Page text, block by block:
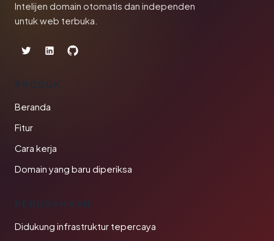
Intelijen domain otomatis dan independen
untuk web terbuka.
PRODUK
Beranda
Fitur
Cara kerja
Domain yang baru diperiksa
PERUSAHAAN
Didukung infrastruktur tepercaya